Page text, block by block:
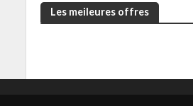
Les meileures offres